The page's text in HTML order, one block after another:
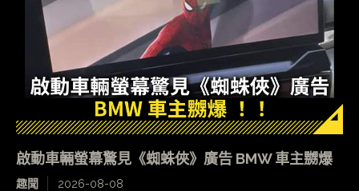
啟動車輛螢幕驚見《蜘蛛俠》廣告 BMW 車主嬲爆
趣聞 2026-08-08